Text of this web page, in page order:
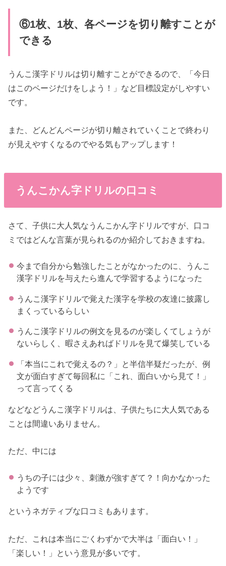
⑥1枚、1枚、各ページを切り離すことが
できる
うんこ漢字ドリルは切り離すことができるので、「今日
はこのページだけをしよう！」など目標設定がしやすい
です。
また、どんどんページが切り離されていくことで終わり
が見えやすくなるのでやる気もアップします！
うんこかん字ドリルの口コミ
さて、子供に大人気なうんこかん字ドリルですが、口コ
ミではどんな言葉が見られるのか紹介しておきますね。
今まで自分から勉強したことがなかったのに、うんこ
漢字ドリルを与えたら進んで学習するようになった
うんこ漢字ドリルで覚えた漢字を学校の友達に披露し
まくっているらしい
うんこ漢字ドリルの例文を見るのが楽しくてしょうが
ないらしく、暇さえあればドリルを見て爆笑している
「本当にこれで覚えるの？」と半信半疑だったが、例
文が面白すぎて毎回私に「これ、面白いから見て！」
って言ってくる
などなどうんこ漢字ドリルは、子供たちに大人気である
ことは間違いありません。
ただ、中には
うちの子には少々、刺激が強すぎて？！向かなかった
ようです
というネガティブな口コミもあります。
ただ、これは本当にごくわずかで大半は「面白い！」
「楽しい！」という意見が多いです。